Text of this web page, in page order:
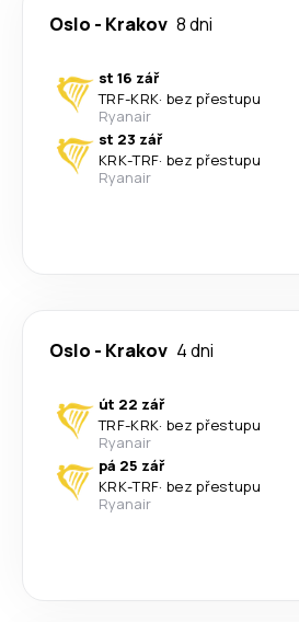
Oslo - Krakov 8 dni
st 16 zář
TRF-KRK· bez přestupu
Ryanair
st 23 zář
KRK-TRF· bez přestupu
Ryanair
Oslo - Krakov 4 dni
út 22 zář
TRF-KRK· bez přestupu
Ryanair
pá 25 zář
KRK-TRF· bez přestupu
Ryanair